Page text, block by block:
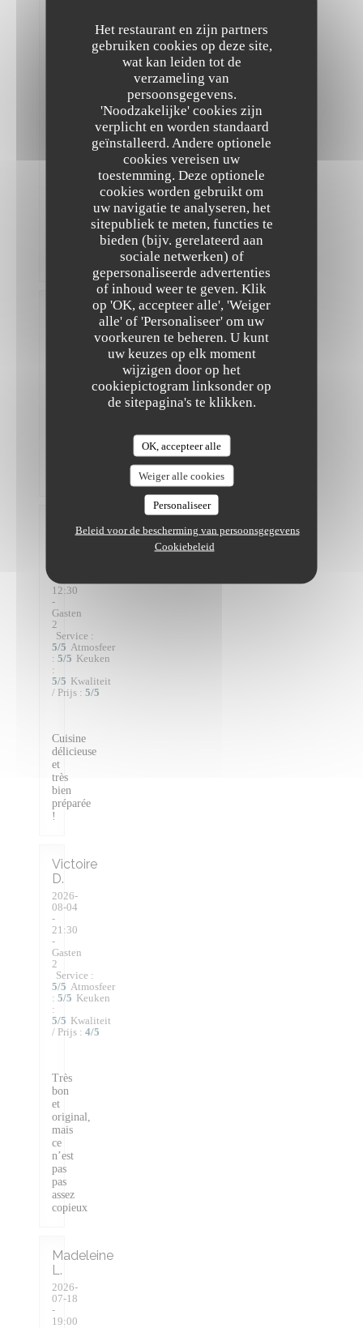
Het restaurant en zijn partners
gebruiken cookies op deze site,
wat kan leiden tot de
verzameling van
persoonsgegevens.
'Noodzakelijke' cookies zijn
verplicht en worden standaard
geïnstalleerd. Andere optionele
cookies vereisen uw
toestemming. Deze optionele
cookies worden gebruikt om
uw navigatie te analyseren, het
sitepubliek te meten, functies te
bieden (bijv. gerelateerd aan
sociale netwerken) of
gepersonaliseerde advertenties
of inhoud weer te geven. Klik
op 'OK, accepteer alle', 'Weiger
alle' of 'Personaliseer' om uw
voorkeuren te beheren. U kunt
uw keuzes op elk moment
wijzigen door op het
cookiepictogram linksonder op
de sitepagina's te klikken.
OK, accepteer alle
Weiger alle cookies
Personaliseer
Beleid voor de bescherming van persoonsgegevens
Cookiebeleid
Tiphaine
Sylvie
-
12:30
-
Gasten
2
Service :
5/5 Atmosfeer
: 5/5 Keuken
:
5/5 Kwaliteit
/ Prijs : 5/5
Cuisine
délicieuse
et
très
bien
préparée
!
Victoire
D
2026-
08-04
-
21:30
-
Gasten
2
Service :
5/5 Atmosfeer
: 5/5 Keuken
:
5/5 Kwaliteit
/ Prijs : 4/5
Très
bon
et
original,
mais
ce
n’est
pas
pas
assez
copieux
Madeleine
L
2026-
07-18
-
19:00
The Friendly Kitchen